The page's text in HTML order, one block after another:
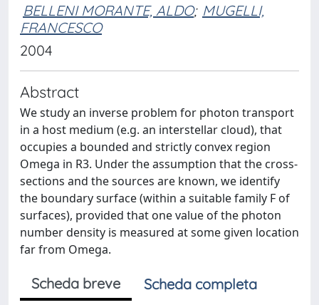
BELLENI MORANTE, ALDO; MUGELLI,
FRANCESCO
2004
Abstract
We study an inverse problem for photon transport
in a host medium (e.g. an interstellar cloud), that
occupies a bounded and strictly convex region
Omega in R3. Under the assumption that the cross-
sections and the sources are known, we identify
the boundary surface (within a suitable family F of
surfaces), provided that one value of the photon
number density is measured at some given location
far from Omega.
Scheda breve
Scheda completa